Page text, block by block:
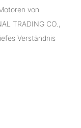
von
TRADING CO.,
Verständnis